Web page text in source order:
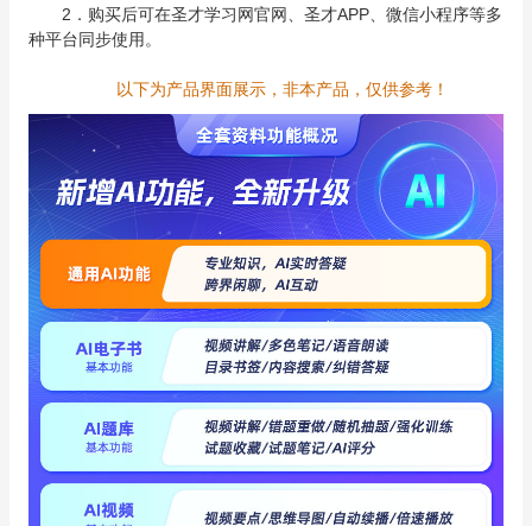
2．购买后可在圣才学习网官网、圣才APP、微信小程序等多
种平台同步使用。
以下为产品界面展示，非本产品，仅供参考！